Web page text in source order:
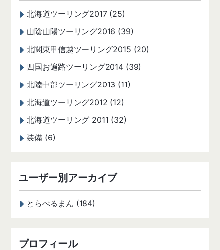
北海道ツーリング2017 (25)
山陰山陽ツーリング2016 (39)
北関東甲信越ツーリング2015 (20)
四国お遍路ツーリング2014 (39)
北陸中部ツーリング2013 (11)
北海道ツーリング2012 (12)
北海道ツーリング 2011 (32)
装備 (6)
ユーザー別アーカイブ
とらべるまん (184)
プロフィール